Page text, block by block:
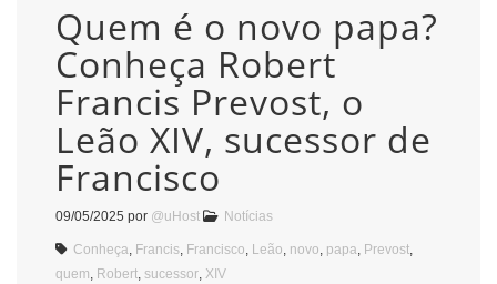
Quem é o novo papa?
Conheça Robert
Francis Prevost, o
Leão XIV, sucessor de
Francisco
09/05/2025 por @uHost Notícias
Conheça Francis Francisco Leão novo papa Prevost
quem Robert sucessor XIV